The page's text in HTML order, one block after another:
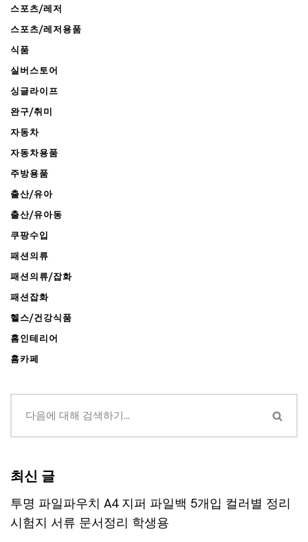
스포츠/레저
스포츠/레저용품
식품
실버스토어
싱글라이프
완구/취미
자동차
자동차용품
주방용품
출산/유아
출산/유아동
쿠팡수입
패션의류
패션의류/잡화
패션잡화
헬스/건강식품
홈인테리어
홈카페
최신 글
투명 파일파우치 A4 지퍼 파일백 5개입 컬러별 정리
시험지 서류 문서정리 학생용